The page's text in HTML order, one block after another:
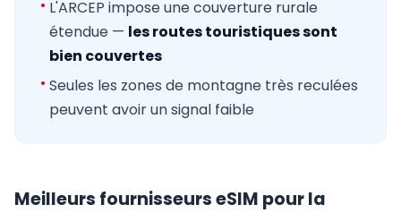
L'ARCEP impose une couverture rurale
étendue — les routes touristiques sont
bien couvertes
Seules les zones de montagne très reculées
peuvent avoir un signal faible
Meilleurs fournisseurs eSIM pour la